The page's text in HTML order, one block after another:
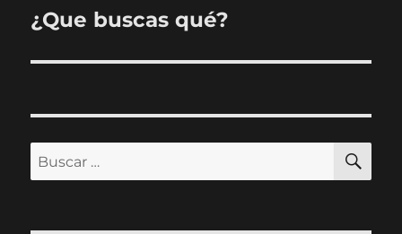
Entrada
¿Que buscas qué?
Buscar
por: